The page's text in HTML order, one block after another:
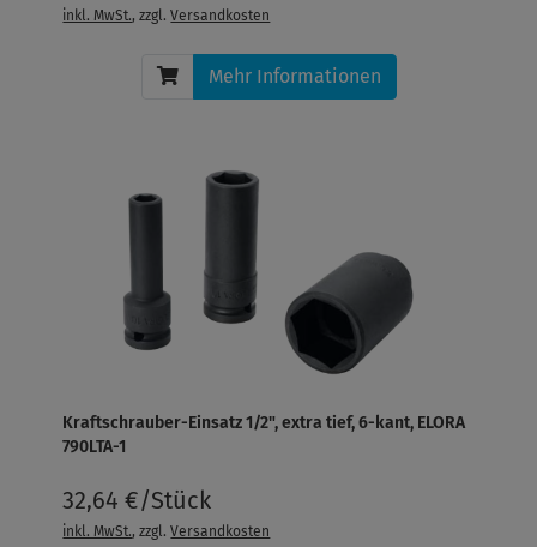
inkl. MwSt., zzgl.Versandkosten
Mehr Informationen
Kraftschrauber-Einsatz 1/2", extra tief, 6-kant, ELORA
790LTA-1
32,64 €/Stück
inkl. MwSt., zzgl.Versandkosten